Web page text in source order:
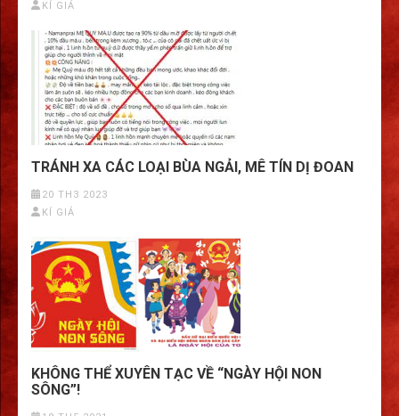
KÍ GIẢ
TRÁNH XA CÁC LOẠI BÙA NGẢI, MÊ TÍN DỊ ĐOAN
20 TH3 2023
KÍ GIẢ
KHÔNG THỂ XUYÊN TẠC VỀ “NGÀY HỘI NON
SÔNG”!